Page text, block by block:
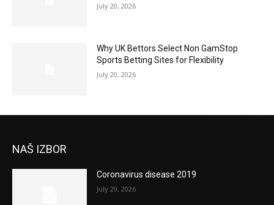
July 20, 2026
Why UK Bettors Select Non GamStop
Sports Betting Sites for Flexibility
July 20, 2026
NAŠ IZBOR
Coronavirus disease 2019
July 29, 2026